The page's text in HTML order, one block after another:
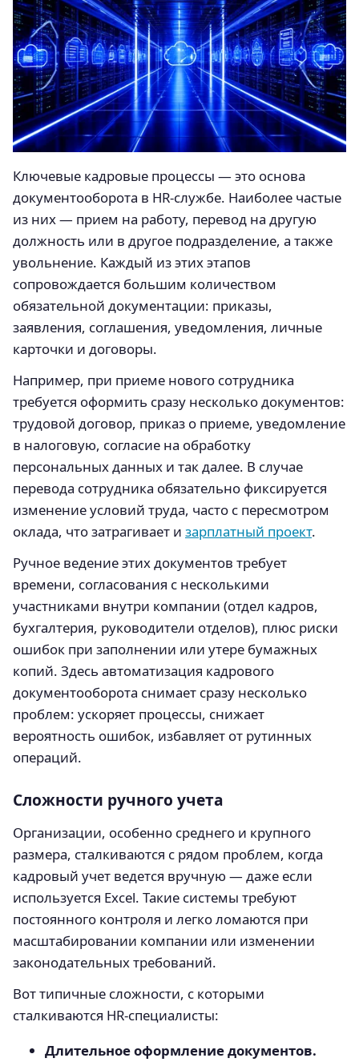
Ключевые кадровые процессы — это основа
документооборота в HR-службе. Наиболее частые
из них — прием на работу, перевод на другую
должность или в другое подразделение, а также
увольнение. Каждый из этих этапов
сопровождается большим количеством
обязательной документации: приказы,
заявления, соглашения, уведомления, личные
карточки и договоры.
Например, при приеме нового сотрудника
требуется оформить сразу несколько документов:
трудовой договор, приказ о приеме, уведомление
в налоговую, согласие на обработку
персональных данных и так далее. В случае
перевода сотрудника обязательно фиксируется
изменение условий труда, часто с пересмотром
оклада, что затрагивает и зарплатный проект.
Ручное ведение этих документов требует
времени, согласования с несколькими
участниками внутри компании (отдел кадров,
бухгалтерия, руководители отделов), плюс риски
ошибок при заполнении или утере бумажных
копий. Здесь автоматизация кадрового
документооборота снимает сразу несколько
проблем: ускоряет процессы, снижает
вероятность ошибок, избавляет от рутинных
операций.
Сложности ручного учета
Организации, особенно среднего и крупного
размера, сталкиваются с рядом проблем, когда
кадровый учет ведется вручную — даже если
используется Excel. Такие системы требуют
постоянного контроля и легко ломаются при
масштабировании компании или изменении
законодательных требований.
Вот типичные сложности, с которыми
сталкиваются HR-специалисты:
Длительное оформление документов.